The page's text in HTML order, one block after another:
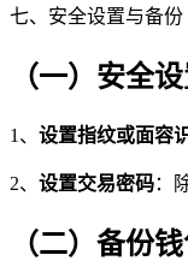
七、安全设置与备份
（一）安全
1、 设置指纹或面容
2、 设置交易密码：
（二）备份